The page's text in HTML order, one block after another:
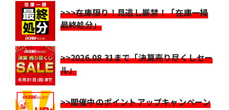
>>>在庫限り！見逃し厳禁！「在庫一掃
最終処分」
>>2026.08.31まで「決算売り尽くしセー
ル」
>>開催中のポイントアップキャンペーン